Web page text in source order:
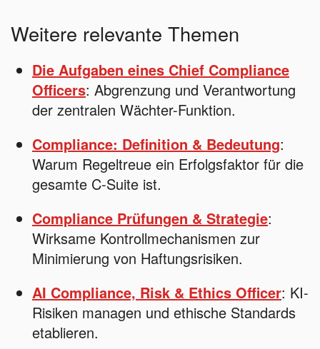
Weitere relevante Themen
Die Aufgaben eines Chief Compliance
Officers: Abgrenzung und Verantwortung
der zentralen Wächter-Funktion.
Compliance: Definition & Bedeutung:
Warum Regeltreue ein Erfolgsfaktor für die
gesamte C-Suite ist.
Compliance Prüfungen & Strategie:
Wirksame Kontrollmechanismen zur
Minimierung von Haftungsrisiken.
AI Compliance, Risk & Ethics Officer: KI-
Risiken managen und ethische Standards
etablieren.